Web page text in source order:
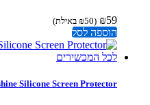
(
₪50 באילת)
הוספה לסל
Sunshine Silicone Screen Protector מגן מסך סיליקון איכותי לכל המכשירים